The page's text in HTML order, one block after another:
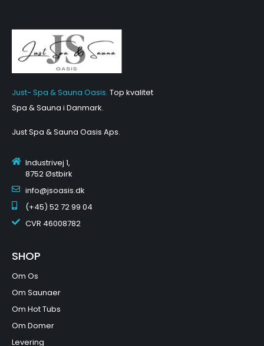
Just- Spa & Sauna Oasis. Top kvalitet
Spa & Sauna i Danmark.
Just Spa & Sauna Oasis Aps.
Industrivej 1,
8752 Østbirk
info@jsoasis.dk
(+45) 52 72 99 04
CVR 46008782
SHOP
Om Os
Om Saunaer
Om Hot Tubs
Om Domer
Levering